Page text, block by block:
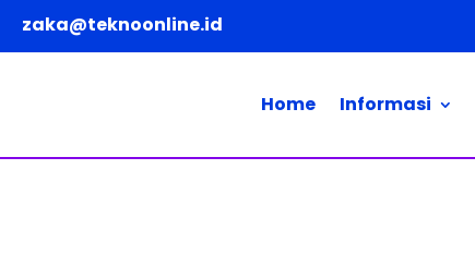
zaka@teknoonline.id
Home Informasi